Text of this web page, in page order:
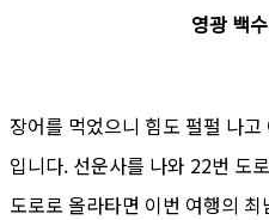
영광 백
장어를 먹었으니 힘도 펄펄 나
입니다. 선운사를 나와 22번 도
도로로 올라타면 이번 여행의